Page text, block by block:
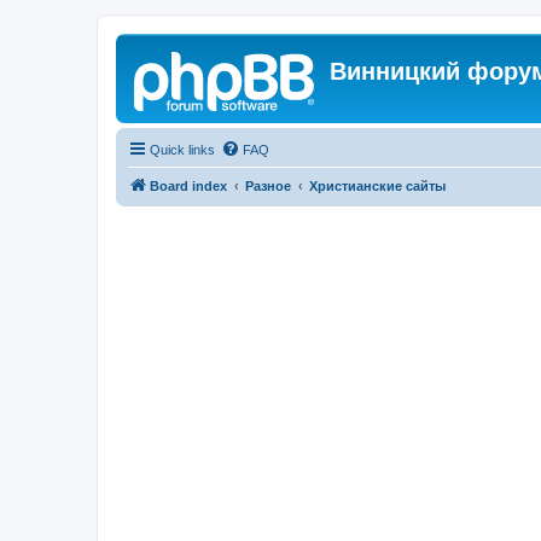
Винницкий
Quick links FAQ
Board index Разное Христианские сайты